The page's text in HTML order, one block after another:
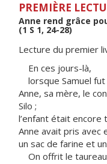
PREMIÈRE
Anne rend grâce
(1 S 1, 24-28)
Lecture du premier
En ces jours-là,
lorsque Samuel
Anne, sa mère, le
Silo ;
l’enfant était encore
Anne avait pris avec
un sac de farine et
On offrit le